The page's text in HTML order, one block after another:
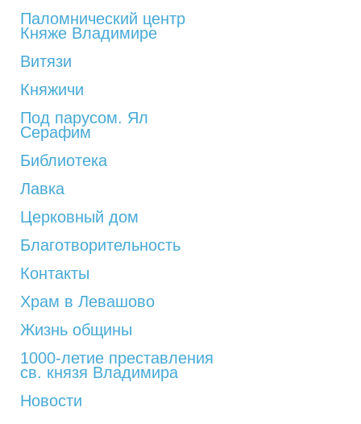
Паломнический центр
Княже Владимире
Витязи
Княжичи
Под парусом. Ял
Серафим
Библиотека
Лавка
Церковный дом
Благотворительность
Контакты
Храм в Левашово
Жизнь общины
1000-летие преставления
св. князя Владимира
Новости